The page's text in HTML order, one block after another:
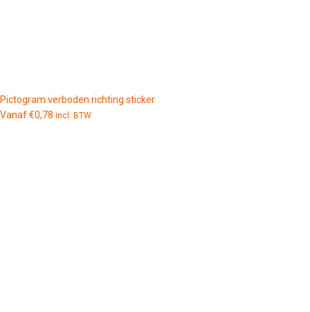
Pictogram verboden richting sticker
Vanaf€0,78 incl. BTW